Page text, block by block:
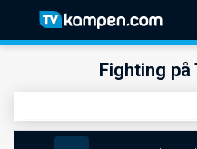
Fighting på